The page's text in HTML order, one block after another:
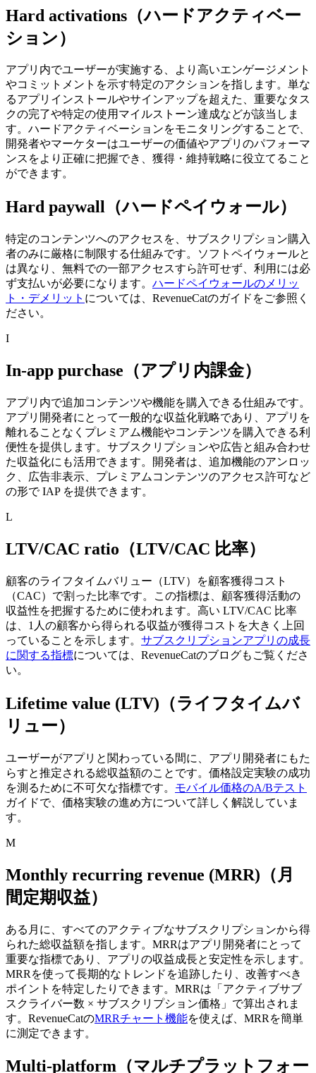
Hard activations（ハードアクティベー
ション）
アプリ内でユーザーが実施する、より高いエンゲージメント
やコミットメントを示す特定のアクションを指します。 単な
るアプリインストールやサインアップを超えた、重要なタス
クの完了や特定の使用マイルストーン達成などが該当しま
す。 ハードアクティベーションをモニタリングすることで、
開発者やマーケターはユーザーの価値やアプリのパフォーマ
ンスをより正確に把握でき、獲得・維持戦略に役立てること
ができます。
Hard paywall（ハードペイウォール）
特定のコンテンツへのアクセスを、サブスクリプション購入
者のみに厳格に制限する仕組みです。
ソフトペイウォールと
は異なり、無料での一部アクセスすら許可せず、利用には必
ず支払いが必要になります。 ハードペイウォールのメリッ
ト・デメリット については、RevenueCatのガイドをご参照く
ださい。
I
In-app purchase（アプリ内課金）
アプリ内で追加コンテンツや機能を購入できる仕組みです。
アプリ開発者にとって一般的な収益化戦略であり、アプリを
離れることなくプレミアム機能やコンテンツを購入できる利
便性を提供します。 サブスクリプションや広告と組み合わせ
た収益化にも活用できます。開発者は、追加機能のアンロッ
ク、広告非表示、プレミアムコンテンツのアクセス許可など
の形で IAP を提供できます。
L
LTV/CAC ratio（LTV/CAC 比率）
顧客のライフタイムバリュー（LTV）を顧客獲得コスト
（CAC）で割った比率です。
この指標は、顧客獲得活動の
収益性を把握するために使われます。 高い LTV/CAC 比率
は、1人の顧客から得られる収益が獲得コストを大きく上回
っていることを示します。 サブスクリプションアプリの成長
に関する指標については、RevenueCatのブログもご覧くださ
い。
Lifetime value (LTV)（ライフタイムバ
リュー）
ユーザーがアプリと関わっている間に、アプリ開発者にもた
らすと推定される総収益額のことです。 価格設定実験の成功
を測るために不可欠な指標です。 モバイル価格のA/Bテスト
ガイドで、価格実験の進め方について詳しく解説していま
す。
M
Monthly recurring revenue (MRR)（月
間定期収益）
ある月に、すべてのアクティブなサブスクリプションから得
られた総収益額を指します。 MRRはアプリ開発者にとって
重要な指標であり、アプリの収益成長と安定性を示します。
MRRを使って長期的なトレンドを追跡したり、改善すべき
ポイントを特定したりできます。 MRRは「アクティブサブ
スクライバー数 × サブスクリプション価格」で算出されま
す。 RevenueCatのMRRチャート機能を使えば、MRRを簡単
に測定できます。
Multi-platform（マルチプラットフォー